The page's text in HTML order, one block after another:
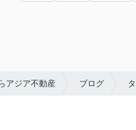
アジア不動産 ブログ